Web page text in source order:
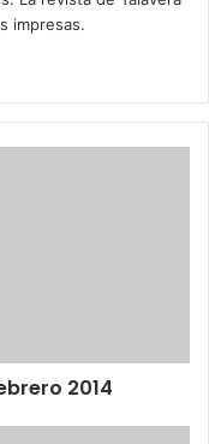
impresas.
ra
m
2014